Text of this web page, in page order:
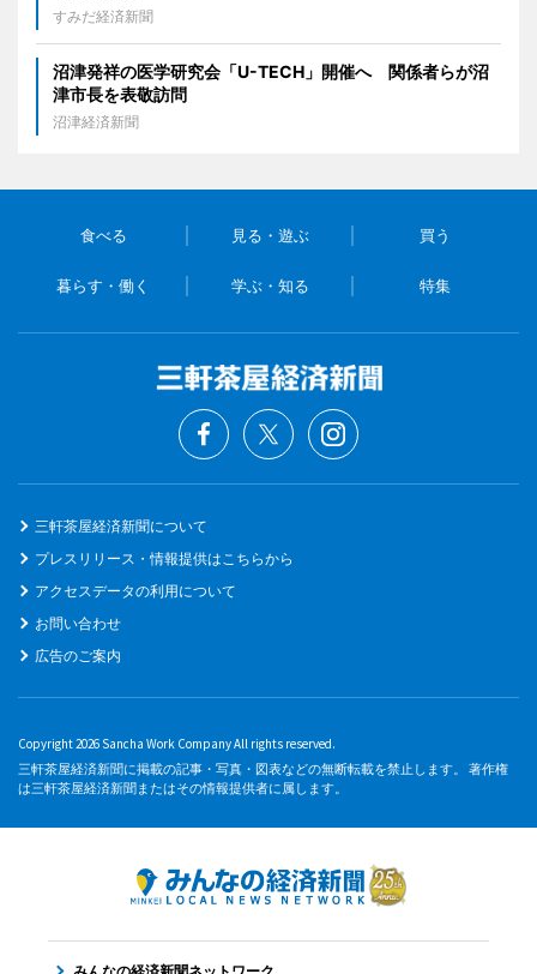
すみだ経済新聞
沼津発祥の医学研究会「U-TECH」開催へ 関係者らが沼
津市長を表敬訪問
沼津経済新聞
食べる 見る・遊ぶ 買う
暮らす・働く 学ぶ・知る 特集
三軒茶屋経済新聞について
プレスリリース・情報提供はこちらから
アクセスデータの利用について
お問い合わせ
広告のご案内
Copyright 2026 Sancha Work Company All rights reserved.
三軒茶屋経済新聞に掲載の記事・写真・図表などの無断転載を禁止します。 著作権
は三軒茶屋経済新聞またはその情報提供者に属します。